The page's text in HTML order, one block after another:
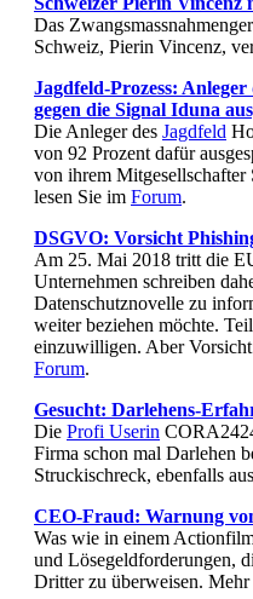
Das
Schweiz, Pierin Vincenz,
Jagdfeld-Prozess:
gegen die Signal Iduna
Die Anleger des Jagdfeld
von 92 Prozent dafür
von ihrem
lesen Sie im Forum.
DSGVO: Vorsicht
Am 25. Mai 2018 tritt die
Unternehmen schreiben
Datenschutznovelle zu
weiter beziehen möchte.
einzuwilligen. Aber
Forum.
Gesucht: Darlehens-
Die Profi Userin
Firma schon mal Darlehen
Struckischreck, ebenfalls
CEO-Fraud: Warnung
Was wie in einem
und Lösegeldforderungen,
Dritter zu überweisen.